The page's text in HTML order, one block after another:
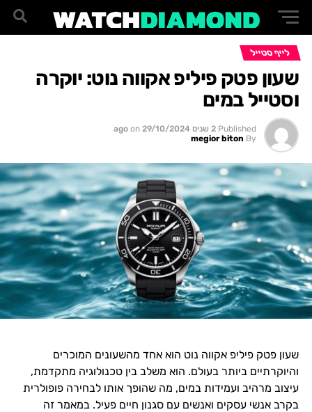
לייף סטייל
שעון פטק פיליפ אקווה נוט: יוקרה
וסטייל במים
Published 2 שנים ago on 29/10/2024
By
megior biton
שעון פטק פיליפ אקווה נוט הוא אחד מהשעונים המוכרים
והיוקרתיים ביותר בעולם. הוא משלב בין טכנולוגיה מתקדמת,
עיצוב מרהיב ועמידות במים, מה שהופך אותו לבחירה פופולרית
בקרב אנשי עסקים ואנשים עם סגנון חיים פעיל. במאמר זה